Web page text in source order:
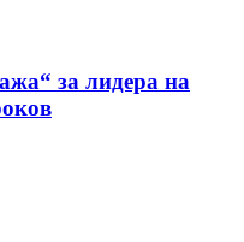
за лидера на